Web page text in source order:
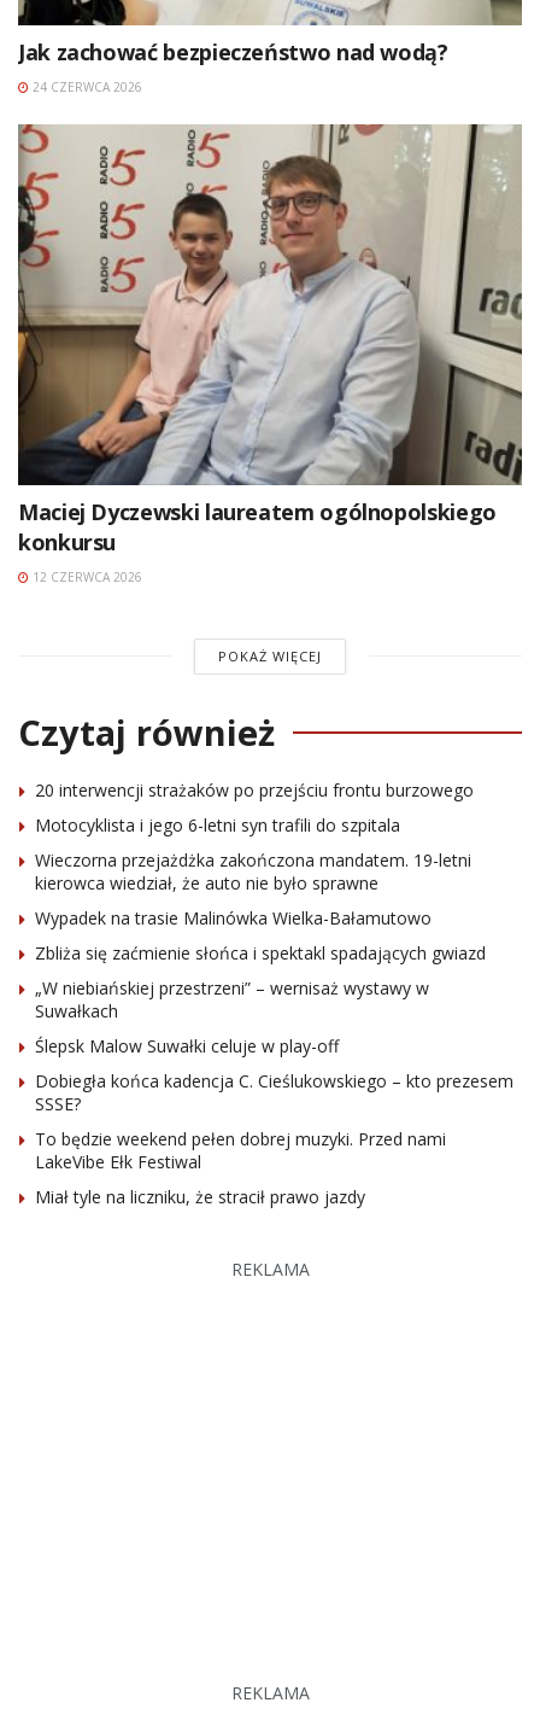
Jak zachować bezpieczeństwo nad wodą?
24 CZERWCA 2026
Maciej Dyczewski laureatem ogólnopolskiego
konkursu
12 CZERWCA 2026
POKAŻ WIĘCEJ
Czytaj również
20 interwencji strażaków po przejściu frontu burzowego
Motocyklista i jego 6-letni syn trafili do szpitala
Wieczorna przejażdżka zakończona mandatem. 19-letni
kierowca wiedział, że auto nie było sprawne
Wypadek na trasie Malinówka Wielka-Bałamutowo
Zbliża się zaćmienie słońca i spektakl spadających gwiazd
„W niebiańskiej przestrzeni” – wernisaż wystawy w
Suwałkach
Ślepsk Malow Suwałki celuje w play-off
Dobiegła końca kadencja C. Cieślukowskiego – kto prezesem
SSSE?
To będzie weekend pełen dobrej muzyki. Przed nami
LakeVibe Ełk Festiwal
Miał tyle na liczniku, że stracił prawo jazdy
REKLAMA
REKLAMA